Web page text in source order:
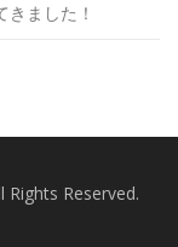
ました！
Reserved.